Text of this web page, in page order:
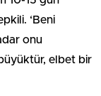
‘Beni
onu
elbet bir